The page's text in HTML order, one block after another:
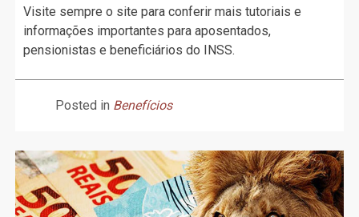
Visite sempre o site para conferir mais tutoriais e
informações importantes para aposentados,
pensionistas e beneficiários do INSS.
Posted in Benefícios